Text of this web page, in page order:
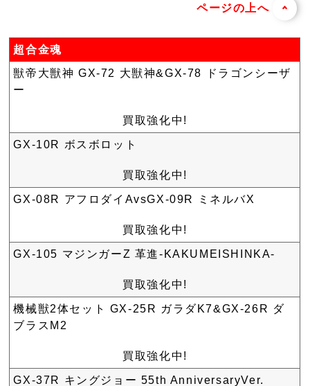
ページの上へ
超合金魂
獣帝大獣神 GX-72 大獣神&GX-78 ドラゴンシーザ
ー
買取強化中!
GX-10R ボスボロット
買取強化中!
GX-08R アフロダイAvsGX-09R ミネルバX
買取強化中!
GX-105 マジンガーZ 革進-KAKUMEISHINKA-
買取強化中!
機械獣2体セット GX-25R ガラダK7&GX-26R ダ
ブラスM2
買取強化中!
GX-37R キングジョー 55th AnniversaryVer.